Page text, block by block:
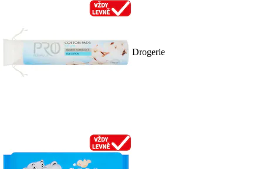
Drogerie